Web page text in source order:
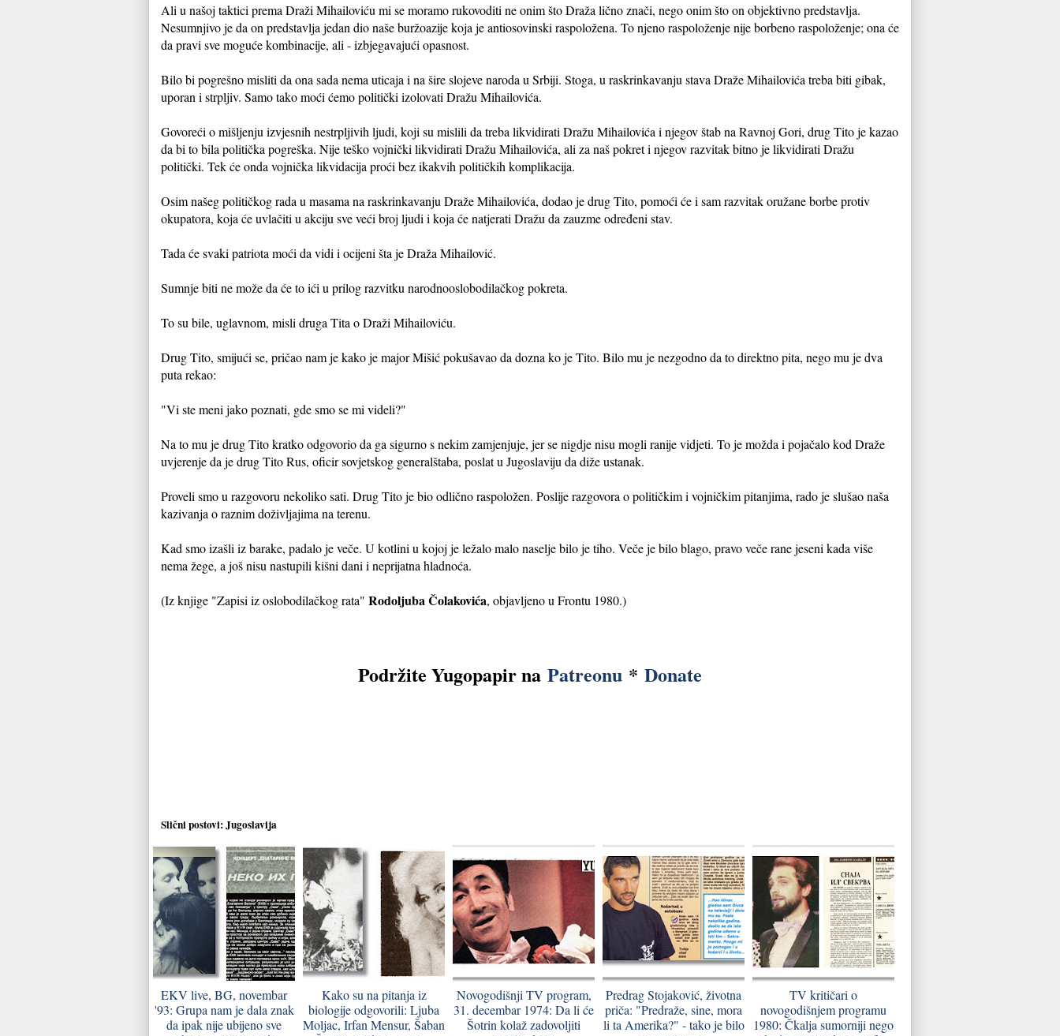
Ali u našoj taktici prema Draži Mihailoviću mi se moramo rukovoditi ne onim što Draža lično znači, nego onim što on objektivno predstavlja.
Nesumnjivo je da on predstavlja jedan dio naše buržoazije koja je antiosovinski raspoložena. To njeno raspoloženje nije borbeno raspoloženje; ona će
da pravi sve moguće kombinacije, ali - izbjegavajući opasnost.
Bilo bi pogrešno misliti da ona sada nema uticaja i na šire slojeve naroda u Srbiji. Stoga, u raskrinkavanju stava Draže Mihailovića treba biti gibak,
uporan i strpljiv. Samo tako moći ćemo politički izolovati Dražu Mihailovića.
Govoreći o mišljenju izvjesnih nestrpljivih ljudi, koji su mislili da treba likvidirati Dražu Mihailovića i njegov štab na Ravnoj Gori, drug Tito je kazao
da bi to bila politička pogreška. Nije teško vojnički likvidirati Dražu Mihailovića, ali za naš pokret i njegov razvitak bitno je likvidirati Dražu
politički. Tek će onda vojnička likvidacija proći bez ikakvih političkih komplikacija.
Osim našeg političkog rada u masama na raskrinkavanju Draže Mihailovića, dodao je drug Tito, pomoći će i sam razvitak oružane borbe protiv
okupatora, koja će uvlačiti u akciju sve veći broj ljudi i koja će natjerati Dražu da zauzme određeni stav.
Tada će svaki patriota moći da vidi i ocijeni šta je Draža Mihailović.
Sumnje biti ne može da će to ići u prilog razvitku narodnooslobodilačkog pokreta.
To su bile, uglavnom, misli druga Tita o Draži Mihailoviću.
Drug Tito, smijući se, pričao nam je kako je major Mišić pokušavao da dozna ko je Tito. Bilo mu je nezgodno da to direktno pita, nego mu je dva
puta rekao:
"Vi ste meni jako poznati, gde smo se mi videli?"
Na to mu je drug Tito kratko odgovorio da ga sigurno s nekim zamjenjuje, jer se nigdje nisu mogli ranije vidjeti. To je možda i pojačalo kod Draže
uvjerenje da je drug Tito Rus, oficir sovjetskog generalštaba, poslat u Jugoslaviju da diže ustanak.
Proveli smo u razgovoru nekoliko sati. Drug Tito je bio odlično raspoložen. Poslije razgovora o političkim i vojničkim pitanjima, rado je slušao naša
kazivanja o raznim doživljajima na terenu.
Kad smo izašli iz barake, padalo je veče. U kotlini u kojoj je ležalo malo naselje bilo je tiho. Veče je bilo blago, pravo veče rane jeseni kada više
nema žege, a još nisu nastupili kišni dani i neprijatna hladnoća.
(Iz knjige "Zapisi iz oslobodilačkog rata" Rodoljuba Čolakovića, objavljeno u Frontu 1980.)
Podržite Yugopapir na Patreonu * Donate
Slični postovi:Jugoslavija
EKV live, BG, novembar
'93: Grupa nam je dala znak
da ipak nije ubijeno sve
Kako su na pitanja iz
biologije odgovorili: Ljuba
Moljac, Irfan Mensur, Šaban
Novogodišnji TV program,
31. decembar 1974: Da li će
Šotrin kolaž zadovoljiti
Predrag Stojaković, životna
priča: "Predraže, sine, mora
li ta Amerika?" - tako je bilo
TV kritičari o
novogodišnjem programu
1980: Čkalja sumorniji nego